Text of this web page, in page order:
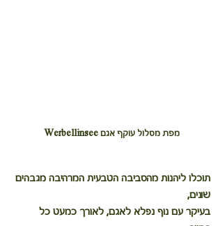
מפת מסלול עוקף אגם Werbellinsee
תוכלו ליהנות מהסביבה הטבעית המרהיבה מגבהים
שונים,
בעיקר עם נוף נפלא לאגם, לאורך כמעט כל